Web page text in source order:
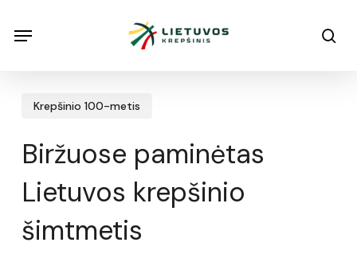
Menu
Krepšinio 100-metis
Biržuose paminėtas
Lietuvos krepšinio
šimtmetis